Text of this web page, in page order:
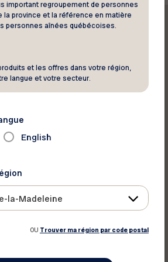
ce rabais
important regroupement de personnes
la province et la référence en matière
personnes aînées québécoises.
et les offres dans votre région,
langue et votre secteur.
English
la-Madeleine
OU Trouver ma région par code postal